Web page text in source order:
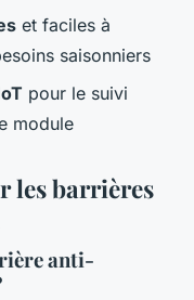
et faciles à
saisonniers
pour le suivi
module
les barrières
anti-